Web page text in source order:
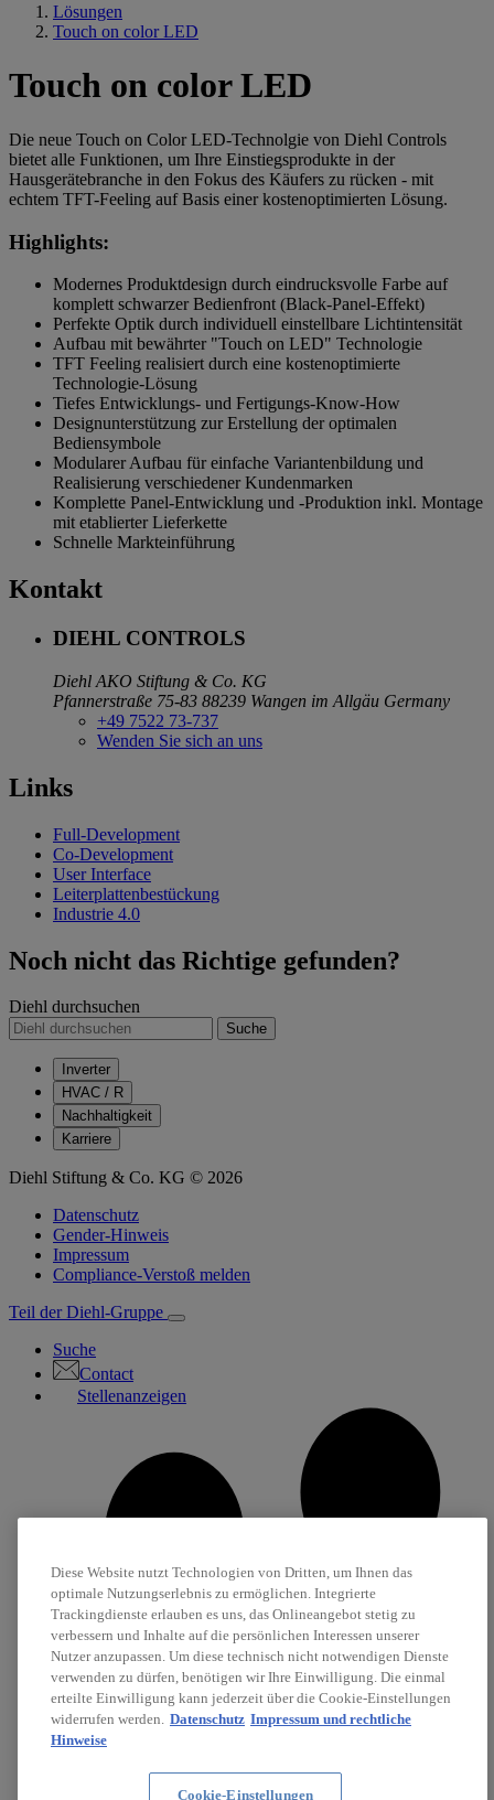
Lösungen
Touch on color LED
Touch on color LED
Die neue Touch on Color LED-Technolgie von Diehl Controls
bietet alle Funktionen, um Ihre Einstiegsprodukte in der
Hausgerätebranche in den Fokus des Käufers zu rücken - mit
echtem TFT-Feeling auf Basis einer kostenoptimierten Lösung.
Highlights:
Modernes Produktdesign durch eindrucksvolle Farbe auf
komplett schwarzer Bedienfront (Black-Panel-Effekt)
Perfekte Optik durch individuell einstellbare Lichtintensität
Aufbau mit bewährter "Touch on LED" Technologie
TFT Feeling realisiert durch eine kostenoptimierte
Technologie-Lösung
Tiefes Entwicklungs- und Fertigungs-Know-How
Designunterstützung zur Erstellung der optimalen
Bediensymbole
Modularer Aufbau für einfache Variantenbildung und
Realisierung verschiedener Kundenmarken
Komplette Panel-Entwicklung und -Produktion inkl. Montage
mit etablierter Lieferkette
Schnelle Markteinführung
Kontakt
DIEHL CONTROLS
Diehl AKO Stiftung & Co. KG
Pfannerstraße 75-83 88239 Wangen im Allgäu Germany
+49 7522 73-737
Wenden Sie sich an uns
Links
Full-Development
Co-Development
User Interface
Leiterplattenbestückung
Industrie 4.0
Noch nicht das Richtige gefunden?
Diehl durchsuchen
Suche
Inverter
HVAC / R
Nachhaltigkeit
Karriere
Diehl Stiftung & Co. KG © 2026
Datenschutz
Gender-Hinweis
Impressum
Compliance-Verstoß melden
Teil der Diehl-Gruppe
Suche
Contact
Stellenanzeigen
Diese Website nutzt Technologien von Dritten, um Ihnen das
optimale Nutzungserlebnis zu ermöglichen. Integrierte
Trackingdienste erlauben es uns, das Onlineangebot stetig zu
verbessern und Inhalte auf die persönlichen Interessen unserer
Nutzer anzupassen. Um diese technisch nicht notwendigen Dienste
verwenden zu dürfen, benötigen wir Ihre Einwilligung. Die einmal
erteilte Einwilligung kann jederzeit über die Cookie-Einstellungen
widerrufen werden. Datenschutz Impressum und rechtliche
Hinweise
Cookie-Einstellungen